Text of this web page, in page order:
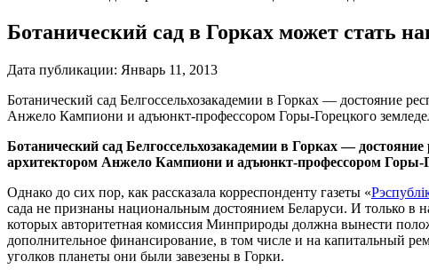
Ботанический сад в Горках может стать
Дата публикации: Январь 11, 2013
Ботанический сад Белгоссельхозакадемии в Горках — достояние
Анжело Кампиони и адъюнкт-профессором Горы-Горецкого
Ботанический сад Белгоссельхозакадемии в Горках —
архитектором Анжело Кампиони и адъюнкт-профессором Горы-
Однако до сих пор, как рассказала корреспонденту газеты «
сада не признаны национальным достоянием Беларуси. И только
которых авторитетная комиссия Минприроды должна вынести
дополнительное финансирование, в том числе и на капитальный
уголков планеты они были завезены в Горки.